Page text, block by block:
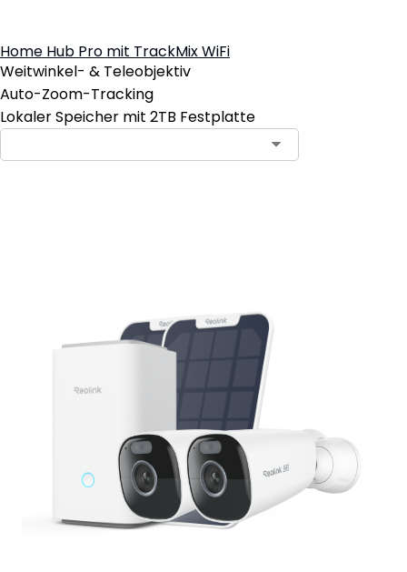
Home Hub Pro mit TrackMix WiFi
Weitwinkel- & Teleobjektiv
Auto-Zoom-Tracking
Lokaler Speicher mit 2TB Festplatte